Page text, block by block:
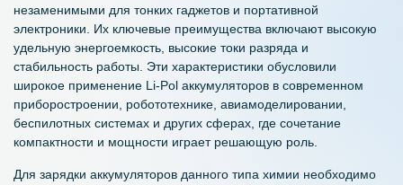
незаменимыми для тонких гаджетов и портативной
электроники. Их ключевые преимущества включают высокую
удельную энергоемкость, высокие токи разряда и
стабильность работы. Эти характеристики обусловили
широкое применение Li-Pol аккумуляторов в современном
приборостроении, робототехнике, авиамоделировании,
беспилотных системах и других сферах, где сочетание
компактности и мощности играет решающую роль.
Для зарядки аккумуляторов данного типа химии необходимо